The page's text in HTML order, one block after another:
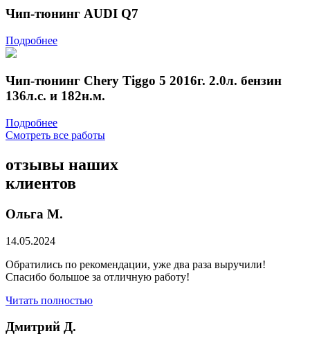
Чип-тюнинг AUDI Q7
Подробнее
Чип-тюнинг Chery Tiggo 5 2016г. 2.0л. бензин
136л.с. и 182н.м.
Подробнее
Смотреть все работы
отзывы наших
клиентов
Ольга М.
14.05.2024
Обратились по рекомендации, уже два раза выручили!
Спасибо большое за отличную работу!
Читать полностью
Дмитрий Д.